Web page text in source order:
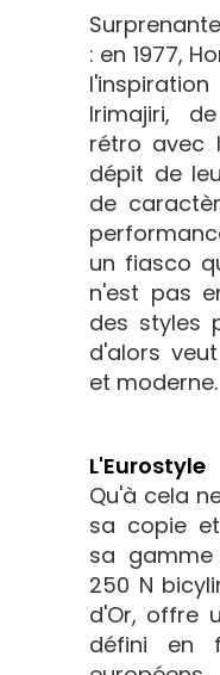
: en 1977,
Irimajiri,
rétro avec
dépit de
de
un fiasco
n'est pas
des styles
d'alors
et moderne.
L'Eurostyle
Qu'à cela
sa copie
sa
250 N
d'Or, offre
défini en